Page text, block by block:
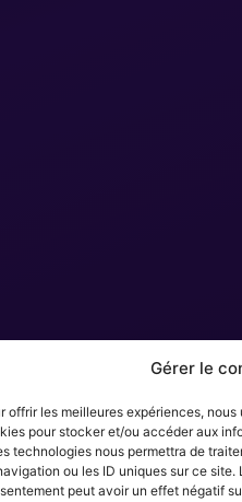
Gérer le
offrir les meilleures expériences,
pour stocker et/ou accéder aux
technologies nous permettra de
ou les ID uniques sur ce
peut avoir un effet négatif